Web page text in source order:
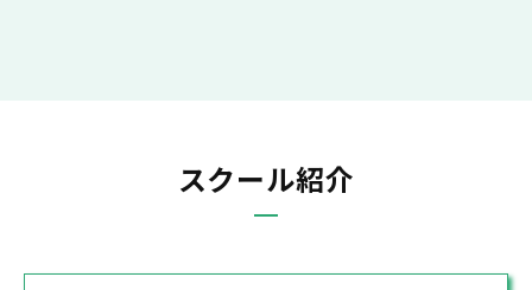
スクール紹介